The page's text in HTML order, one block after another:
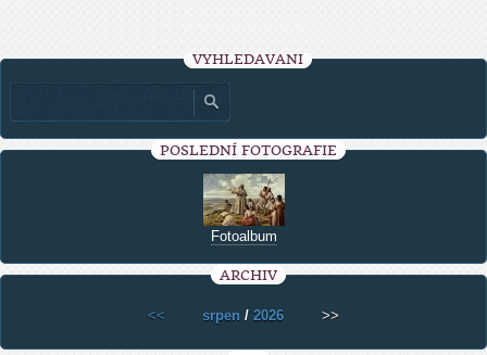
VYHLEDÁVÁNÍ
POSLEDNÍ FOTOGRAFIE
Fotoalbum
ARCHIV
<< srpen / 2026 >>